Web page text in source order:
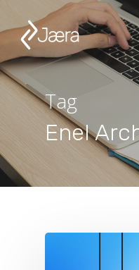
Tag
Enel